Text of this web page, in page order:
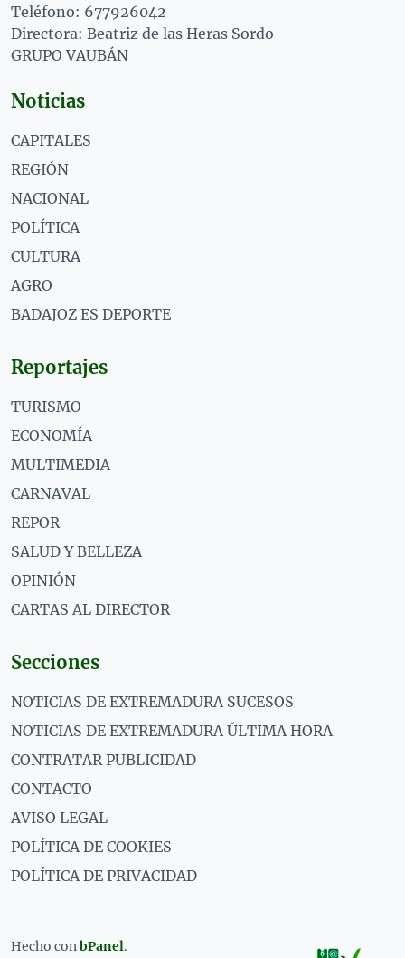
Teléfono: 677926042
Directora: Beatriz de las Heras Sordo
GRUPO VAUBÁN
Noticias
CAPITALES
REGIÓN
NACIONAL
POLÍTICA
CULTURA
AGRO
BADAJOZ ES DEPORTE
Reportajes
TURISMO
ECONOMÍA
MULTIMEDIA
CARNAVAL
REPOR
SALUD Y BELLEZA
OPINIÓN
CARTAS AL DIRECTOR
Secciones
NOTICIAS DE EXTREMADURA SUCESOS
NOTICIAS DE EXTREMADURA ÚLTIMA HORA
CONTRATAR PUBLICIDAD
CONTACTO
AVISO LEGAL
POLÍTICA DE COOKIES
POLÍTICA DE PRIVACIDAD
Hecho con bPanel.